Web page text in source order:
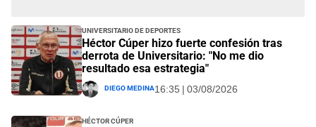
Universitario de Deportes
Héctor Cúper hizo fuerte confesión tras
derrota de Universitario: "No me dio
resultado esa estrategia"
Diego Medina16:35 | 03/08/2026
Héctor Cúper